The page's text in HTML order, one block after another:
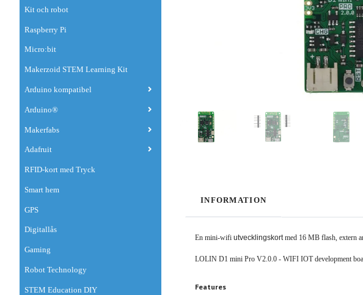
Kit och robot
Raspberry Pi
Micro:bit
Makerzoid STEM Learning Kit
Arduino kompatibel
Arduino®
Makerfabs
Adafruit
RFID-kort med Tryck
Smart hem
GPS
Digitallås
Gaming
Robot Technology
STEM Education DIY
INFORMATION
En mini-wifi utvecklingskortmed 16 MB flash, extern
LOLIN D1 mini Pro V2.0.0 - WIFI IOT development
Features